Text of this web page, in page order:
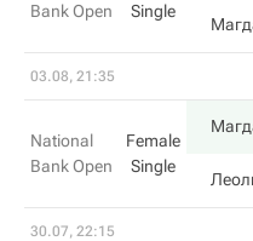
Bank Open
Single
03.08, 21:35
National
Bank Open
Female
Single
30.07, 22:15